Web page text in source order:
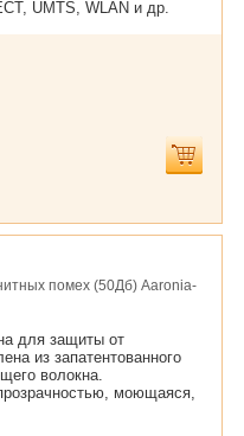
UMTS, WLAN и др.
помех (50Дб) Aaronia-
для защиты от
из запатентованного
волокна.
моющаяся,